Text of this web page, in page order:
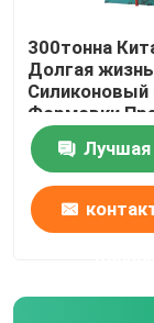
300тонна
Долгая жизнь
Формовки
машина для
зубов Зубные
игрушки
Лучшая